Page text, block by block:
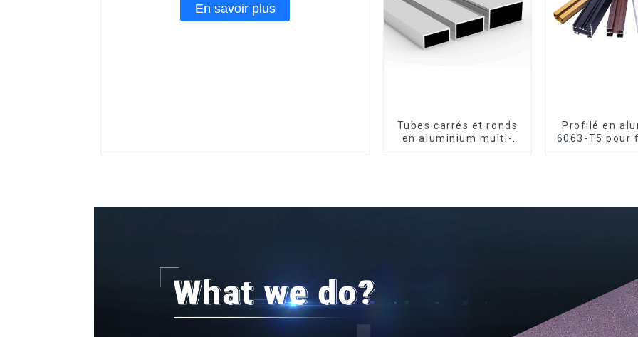
En savoir plus
Tubes carrés et ronds
en aluminium multi-
Profilé en
6063-T5 pour